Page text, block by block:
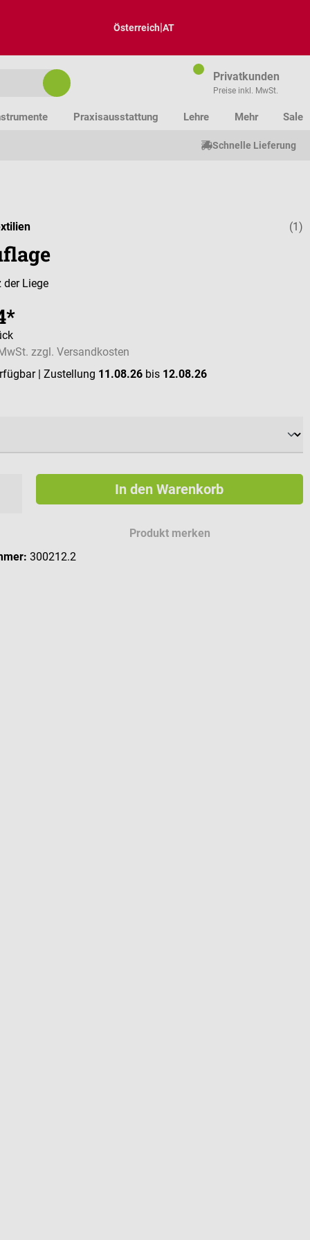
Österreich|AT
Privatkunden
Preise inkl. MwSt.
Praxisausstattung Lehre Mehr Sale
Schnelle Lieferung
(1)
der Liege
zzgl. Versandkosten
| Zustellung 11.08.26 bis 12.08.26
In den Warenkorb
Produkt merken
300212.2